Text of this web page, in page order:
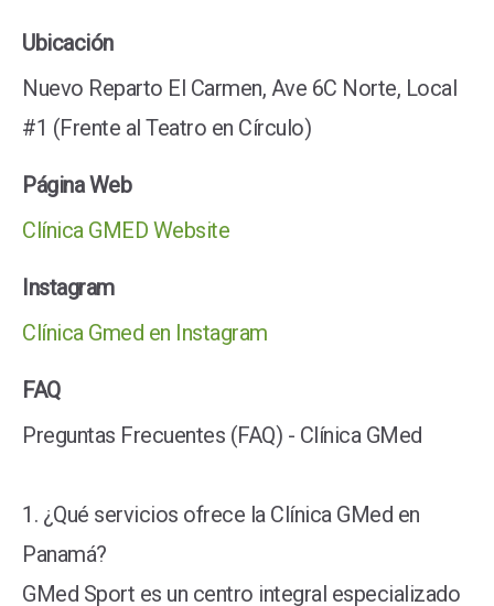
Ubicación
Nuevo Reparto El Carmen, Ave 6C Norte, Local
#1 (Frente al Teatro en Círculo)
Página Web
Clínica GMED Website
Instagram
Clínica Gmed en Instagram
FAQ
Preguntas Frecuentes (FAQ) - Clínica GMed
1. ¿Qué servicios ofrece la Clínica GMed en
Panamá?
GMed Sport es un centro integral especializado